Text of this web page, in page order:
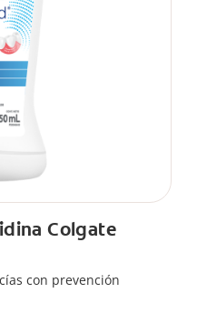
Colgate
con prevención